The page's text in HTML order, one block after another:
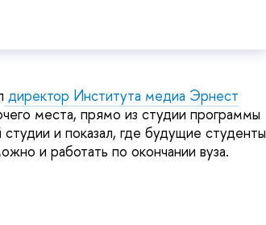
директор Института медиа Эрнест
места, прямо из студии программы
и показал, где будущие студенты
и работать по окончании вуза.